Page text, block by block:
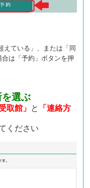
ている」、または「同
は「予約」ボタンを押
選ぶ
取館」 と
「連絡方
ください